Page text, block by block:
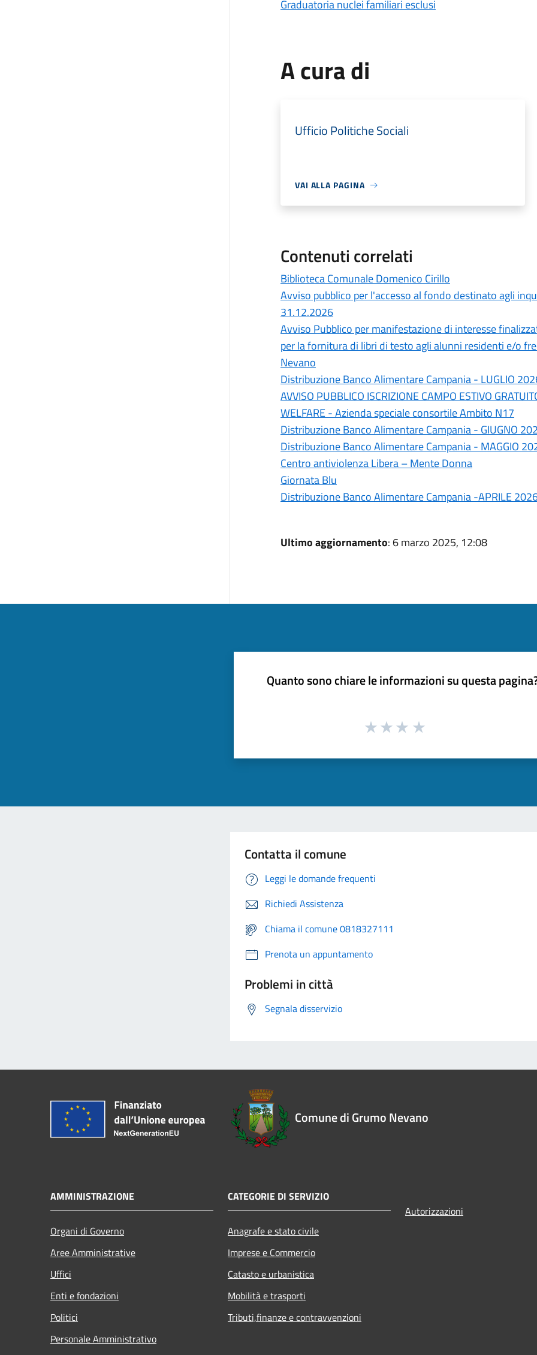
Graduatoria nuclei familiari esclusi
A cura di
Ufficio Politiche Sociali
VAI ALLA PAGINA
Contenuti correlati
Biblioteca Comunale Domenico Cirillo
Avviso pubblico per l'accesso al fondo destinato agli
31.12.2026
Avviso Pubblico per manifestazione di interesse
per la fornitura di libri di testo agli alunni residenti e/o
Nevano
Distribuzione Banco Alimentare Campania - LUGLIO
AVVISO PUBBLICO ISCRIZIONE CAMPO ESTIVO
WELFARE - Azienda speciale consortile Ambito N17
Distribuzione Banco Alimentare Campania - GIUGNO
Distribuzione Banco Alimentare Campania - MAGGIO
Centro antiviolenza Libera – Mente Donna
Giornata Blu
Distribuzione Banco Alimentare Campania -APRILE
Ultimo aggiornamento: 6 marzo 2025, 12:08
Quanto sono chiare le informazioni su questa
Contatta il comune
Leggi le domande frequenti
Richiedi Assistenza
Chiama il comune 0818327111
Prenota un appuntamento
Problemi in città
Segnala disservizio
Comune di Grumo Nevano
AMMINISTRAZIONE
Organi di Governo
Aree Amministrative
Uffici
Enti e fondazioni
Politici
Personale Amministrativo
CATEGORIE DI SERVIZIO
Anagrafe e stato civile
Imprese e Commercio
Catasto e urbanistica
Mobilità e trasporti
Tributi,finanze e contravvenzioni
Autorizzazioni